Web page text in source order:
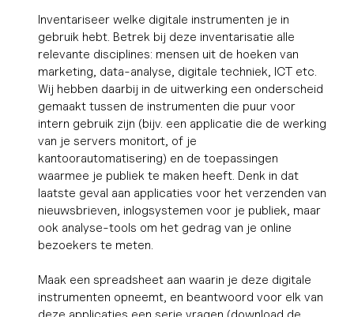
Inventariseer welke digitale instrumenten je in
gebruik hebt. Betrek bij deze inventarisatie alle
relevante disciplines: mensen uit de hoeken van
marketing, data-analyse, digitale techniek, ICT etc.
Wij hebben daarbij in de uitwerking een onderscheid
gemaakt tussen de instrumenten die puur voor
intern gebruik zijn (bijv. een applicatie die de werking
van je servers monitort, of je
kantoorautomatisering) en de toepassingen
waarmee je publiek te maken heeft. Denk in dat
laatste geval aan applicaties voor het verzenden van
nieuwsbrieven, inlogsystemen voor je publiek, maar
ook analyse-tools om het gedrag van je online
bezoekers te meten.
Maak een spreadsheet aan waarin je deze digitale
instrumenten opneemt, en beantwoord voor elk van